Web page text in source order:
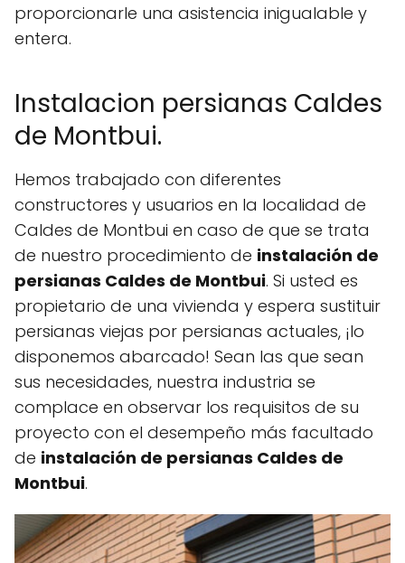
proporcionarle una asistencia inigualable y
entera.
Instalacion persianas Caldes
de Montbui.
Hemos trabajado con diferentes
constructores y usuarios en la localidad de
Caldes de Montbui en caso de que se trata
de nuestro procedimiento de instalación de
persianas Caldes de Montbui. Si usted es
propietario de una vivienda y espera sustituir
persianas viejas por persianas actuales, ¡lo
disponemos abarcado! Sean las que sean
sus necesidades, nuestra industria se
complace en observar los requisitos de su
proyecto con el desempeño más facultado
de instalación de persianas Caldes de
Montbui.